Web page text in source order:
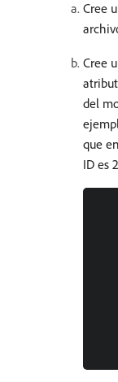
Cree
Cree
del
que
ID es